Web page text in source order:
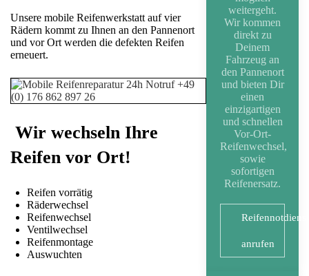
Unsere mobile Reifenwerkstatt auf vier
Rädern kommt zu Ihnen an den Pannenort
und vor Ort werden die defekten Reifen
erneuert.
Wir wechseln Ihre
Reifen vor Ort!
Reifen vorrätig
Räderwechsel
Reifenwechsel
Ventilwechsel
Reifenmontage
Auswuchten
weitergeht.
Wir kommen
direkt zu
Deinem
Fahrzeug an
den Pannenort
und bieten Dir
einen
einzigartigen
und schnellen
Vor-Ort-
Reifenwechsel,
sowie
sofortigen
Reifenersatz.
Reifennotdienst
anrufen